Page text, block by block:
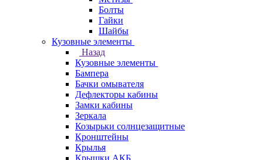
Болты
Гайки
Шайбы
Кузовные элементы
Назад
Кузовные элементы
Бампера
Бачки омывателя
Дефлекторы кабины
Замки кабины
Зеркала
Козырьки солнцезащитные
Кронштейны
Крылья
Крышки АКБ